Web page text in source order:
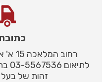
רחוב
זהות של